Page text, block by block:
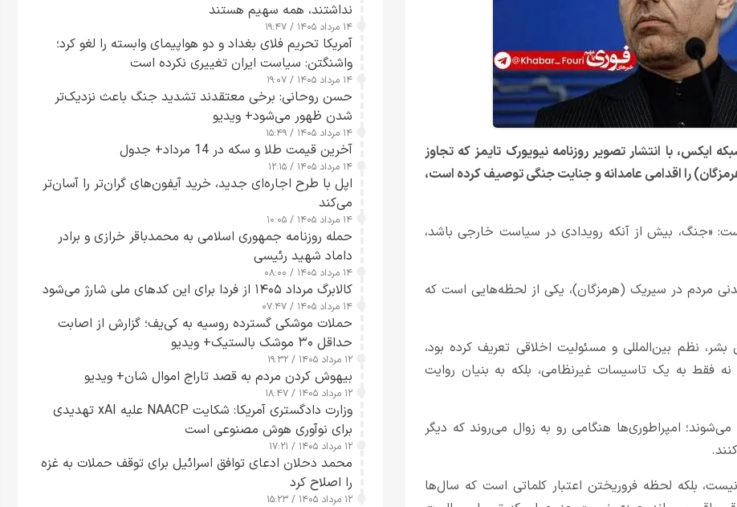
ایکس، با انتشار تصویر روزنامه نیویورک تایمز که تجاوز
را اقدامی عامدانه و جنایت جنگی توصیف کرده است،
«جنگ، بیش از آنکه رویدادی در سیاست خارجی باشد،
مردم در سیریک (هرمزگان)، یکی از لحظه‌‌هایی است که
نظم بین‌المللی و مسئولیت اخلاقی تعریف کرده بود،
فقط به یک تاسیسات غیرنظامی، بلکه به بنیان روایت
امپراطوری‌ها هنگامی رو به زوال می‌روند که دیگر
بلکه لحظه فروریختن اعتبار کلماتی است که سال‌ها
نداشتند، همه سهیم هستند
۱۴ مرداد ۱۴۰۵ / ۱۹:۴۷
آمریکا تحریم فلای بغداد و دو هواپیمای وابسته را لغو کرد؛
واشنگتن: سیاست ایران تغییری نکرده است
۱۴ مرداد ۱۴۰۵ / ۱۹:۰۷
حسن روحانی: برخی معتقدند تشدید جنگ باعث نزدیک‌تر
شدن ظهور می‌شود+ ویدیو
۱۴ مرداد ۱۴۰۵ / ۱۵:۴۹
آخرین قیمت طلا و سکه در 14 مرداد+ جدول
۱۴ مرداد ۱۴۰۵ / ۱۲:۱۵
اپل با طرح اجاره‌ای جدید، خرید آیفون‌های گران‌تر را آسان‌تر
می‌کند
۱۴ مرداد ۱۴۰۵ / ۱۰:۰۵
حمله روزنامه جمهوری اسلامی به محمدباقر خرازی و برادر
داماد شهید رئیسی
۱۴ مرداد ۱۴۰۵ / ۰۸:۰۰
کالابرگ مرداد ۱۴۰۵ از فردا برای این کدهای ملی شارژ می‌شود
۱۴ مرداد ۱۴۰۵ / ۰۷:۴۷
حملات موشکی گسترده روسیه به کی‌یف؛ گزارش از اصابت
حداقل ۳۰ موشک بالستیک+ ویدیو
۱۲ مرداد ۱۴۰۵ / ۱۹:۳۲
بیهوش کردن مردم به قصد تاراج اموال شان+ ویدیو
۱۲ مرداد ۱۴۰۵ / ۱۸:۴۷
وزارت دادگستری آمریکا: شکایت NAACP علیه xAI تهدیدی
برای نوآوری هوش مصنوعی است
۱۲ مرداد ۱۴۰۵ / ۱۷:۲۱
محمد دحلان ادعای توافق اسرائیل برای توقف حملات به غزه
را اصلاح کرد
۱۲ مرداد ۱۴۰۵ / ۱۵:۲۳